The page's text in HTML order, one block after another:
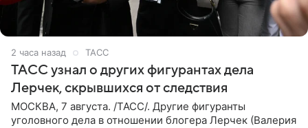
2 часа назад ТАСС
ТАСС узнал о других фигурантах дела
Лерчек, скрывшихся от следствия
МОСКВА, 7 августа. /ТАСС/. Другие фигуранты
уголовного дела в отношении блогера Лерчек (Валерия